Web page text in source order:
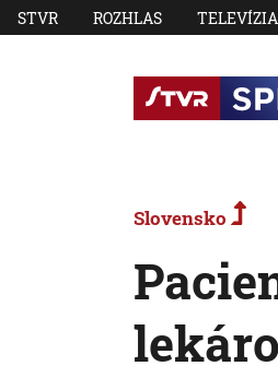
STVR ROZHLAS TELEVÍZIA
Slovensko